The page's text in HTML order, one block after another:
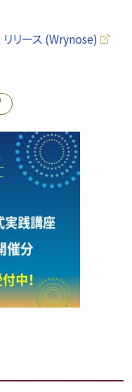
リース (Wrynose)